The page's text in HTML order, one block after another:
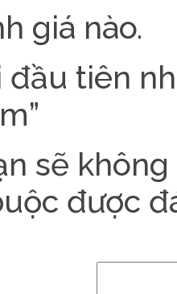
giá nào.
đầu tiên
sẽ
được